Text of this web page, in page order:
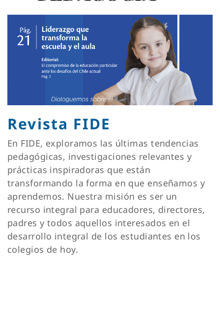
Revista FIDE
En FIDE, exploramos las últimas tendencias
pedagógicas, investigaciones relevantes y
prácticas inspiradoras que están
transformando la forma en que enseñamos y
aprendemos. Nuestra misión es ser un
recurso integral para educadores, directores,
padres y todos aquellos interesados en el
desarrollo integral de los estudiantes en los
colegios de hoy.